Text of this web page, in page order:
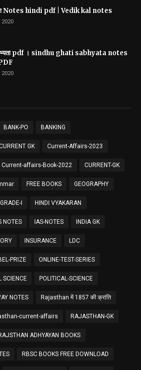
Notes hindi pdf | Vedik kal notes
2020
सभ्यता pdf । sindhu ghati sabhyata notes
2020
BANK-PO BANKING
GK Current-Affairs-2023
Current-affairs-Book-2022 CURRENT-GK
FREE BOOKS GEOGRAPHY
GRADE-I HINDI VYAKARAN
NOTES IAS-NOTES INDIA GK
INSURANCE LDC
PRIZE ONLINE-TEST-SERIES
SCIENCE POLITICAL-SCIENCE
NOTES Rajasthan में 1857 की क्रांति
current-affairs RAJASTHAN-GK
ADHYAYAN BOOKS
RBSC BOOKS FREE DOWNLOAD